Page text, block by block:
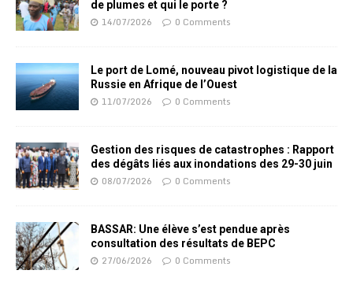
de plumes et qui le porte ?
14/07/2026 0 Comments
Le port de Lomé, nouveau pivot logistique de la
Russie en Afrique de l’Ouest
11/07/2026 0 Comments
Gestion des risques de catastrophes : Rapport
des dégâts liés aux inondations des 29-30 juin
08/07/2026 0 Comments
BASSAR: Une élève s’est pendue après
consultation des résultats de BEPC
27/06/2026 0 Comments